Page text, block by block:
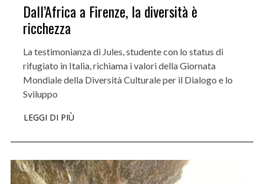
Dall’Africa a Firenze, la diversità è
ricchezza
La testimonianza di Jules, studente con lo status di
rifugiato in Italia, richiama i valori della Giornata
Mondiale della Diversità Culturale per il Dialogo e lo
Sviluppo
LEGGI DI PIÙ